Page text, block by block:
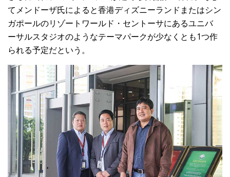
てメンドーザ氏によると香港ディズニーランドまたはシン
ガポールのリゾートワールド・セントーサにあるユニバ
ーサルスタジオのようなテーマパークが少なくとも1つ作
られる予定だという。